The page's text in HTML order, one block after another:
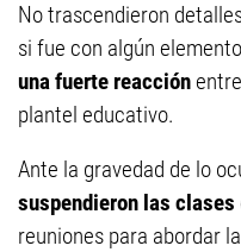
No trascendieron
si fue con algún
una fuerte reacción
plantel educativo.
Ante la gravedad de lo
suspendieron las clases
reuniones para abordar